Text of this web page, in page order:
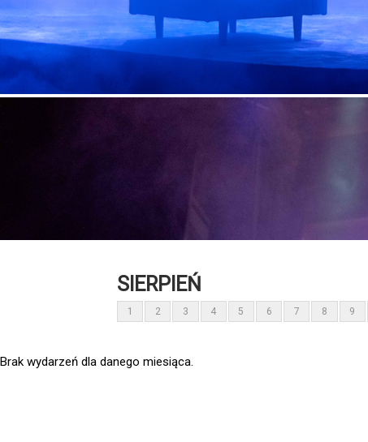
SIERPIEŃ
1 2 3 4 5 6 7 8 9
Brak wydarzeń dla danego miesiąca.